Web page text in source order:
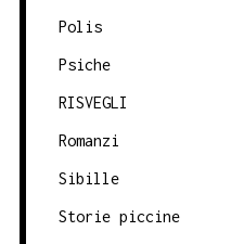
Polis
Psiche
RISVEGLI
Romanzi
Sibille
Storie piccine